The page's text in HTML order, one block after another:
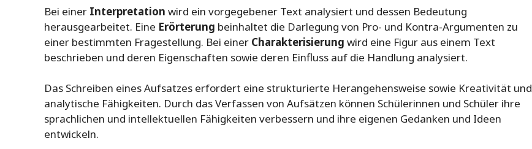
Bei einer Interpretation wird ein vorgegebener Text analysiert und dessen Bedeutung
herausgearbeitet. Eine Erörterung beinhaltet die Darlegung von Pro- und Kontra-Argumenten zu
einer bestimmten Fragestellung. Bei einer Charakterisierung wird eine Figur aus einem Text
beschrieben und deren Eigenschaften sowie deren Einfluss auf die Handlung analysiert.
Das Schreiben eines Aufsatzes erfordert eine strukturierte Herangehensweise sowie Kreativität und
analytische Fähigkeiten. Durch das Verfassen von Aufsätzen können Schülerinnen und Schüler ihre
sprachlichen und intellektuellen Fähigkeiten verbessern und ihre eigenen Gedanken und Ideen
entwickeln.